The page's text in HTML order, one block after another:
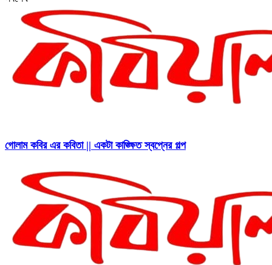
গোলাম কবির এর কবিতা || একটা কাঙ্ক্ষিত স্বপ্নের গল্প